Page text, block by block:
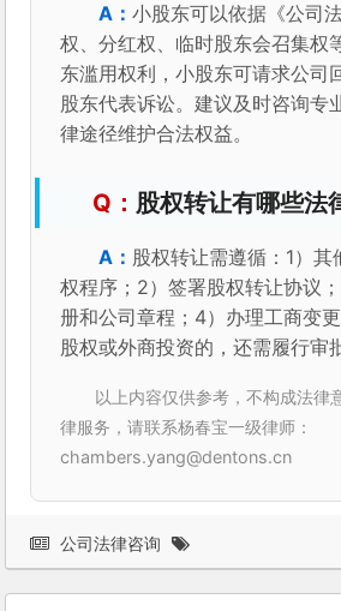
小股东可以依据《公司
权、分红权、临时股东会召集权
东滥用权利，小股东可请求公司
股东代表诉讼。建议及时咨询专
律途径维护合法权益。
股权转让有哪些法
股权转让需遵循：1）其
权程序；2）签署股权转让协议
册和公司章程；4）办理工商变
股权或外商投资的，还需履行审
以上内容仅供参考，不构成法律
律服务，请联系杨春宝一级律师：
chambers.yang@dentons.cn
公司法律咨询